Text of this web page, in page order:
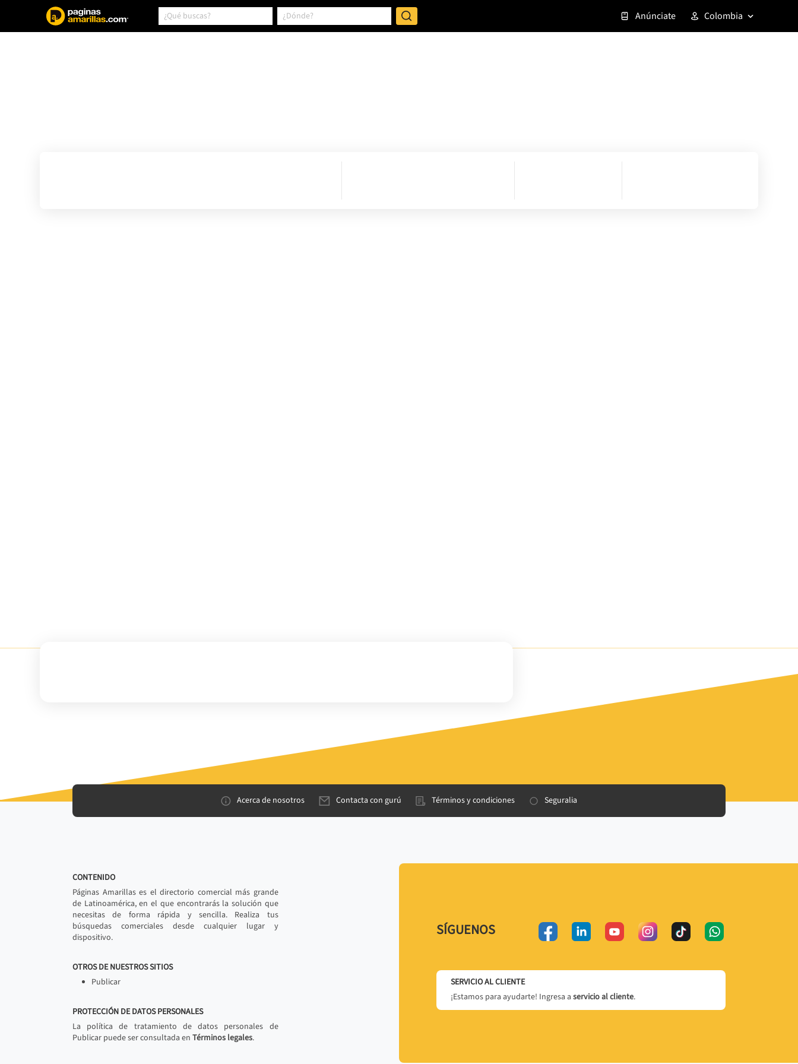
Anúnciate Colombia
Acerca de nosotros Contacta con gurú Términos y condiciones Seguralia
CONTENIDO
Páginas Amarillas es el directorio comercial más grande
de Latinoamérica, en el que encontrarás la solución que
necesitas de forma rápida y sencilla. Realiza tus
búsquedas comerciales desde cualquier lugar y
dispositivo.
OTROS DE NUESTROS SITIOS
Publicar
PROTECCIÓN DE DATOS PERSONALES
La política de tratamiento de datos personales de
Publicar puede ser consultada en Términos legales.
SÍGUENOS
SERVICIO AL CLIENTE
¡Estamos para ayudarte! Ingresa a servicio al cliente.